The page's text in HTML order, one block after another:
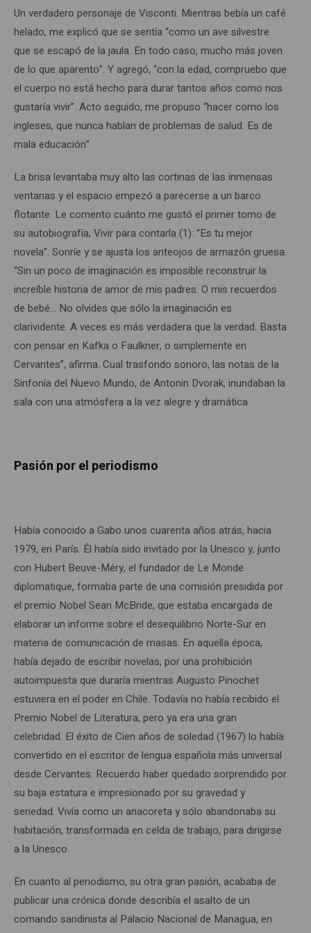
Un verdadero personaje de Visconti. Mientras bebía un café
helado, me explicó que se sentía “como un ave silvestre
que se escapó de la jaula. En todo caso, mucho más joven
de lo que aparento”. Y agregó, “con la edad, compruebo que
el cuerpo no está hecho para durar tantos años como nos
gustaría vivir”. Acto seguido, me propuso “hacer como los
ingleses, que nunca hablan de problemas de salud. Es de
mala educación”.
La brisa levantaba muy alto las cortinas de las inmensas
ventanas y el espacio empezó a parecerse a un barco
flotante. Le comento cuánto me gustó el primer tomo de
su autobiografía, Vivir para contarla (1): “Es tu mejor
novela”. Sonríe y se ajusta los anteojos de armazón gruesa.
“Sin un poco de imaginación es imposible reconstruir la
increíble historia de amor de mis padres. O mis recuerdos
de bebé… No olvides que sólo la imaginación es
clarividente. A veces es más verdadera que la verdad. Basta
con pensar en Kafka o Faulkner, o simplemente en
Cervantes”, afirma. Cual trasfondo sonoro, las notas de la
Sinfonía del Nuevo Mundo, de Antonin Dvorak, inundaban la
sala con una atmósfera a la vez alegre y dramática.
Pasión por el periodismo
Había conocido a Gabo unos cuarenta años atrás, hacia
1979, en París. Él había sido invitado por la Unesco y, junto
con Hubert Beuve-Méry, el fundador de Le Monde
diplomatique, formaba parte de una comisión presidida por
el premio Nobel Sean McBride, que estaba encargada de
elaborar un informe sobre el desequilibrio Norte-Sur en
materia de comunicación de masas. En aquella época,
había dejado de escribir novelas, por una prohibición
autoimpuesta que duraría mientras Augusto Pinochet
estuviera en el poder en Chile. Todavía no había recibido el
Premio Nobel de Literatura, pero ya era una gran
celebridad. El éxito de Cien años de soledad (1967) lo había
convertido en el escritor de lengua española más universal
desde Cervantes. Recuerdo haber quedado sorprendido por
su baja estatura e impresionado por su gravedad y
seriedad. Vivía como un anacoreta y sólo abandonaba su
habitación, transformada en celda de trabajo, para dirigirse
a la Unesco.
En cuanto al periodismo, su otra gran pasión, acababa de
publicar una crónica donde describía el asalto de un
comando sandinista al Palacio Nacional de Managua, en